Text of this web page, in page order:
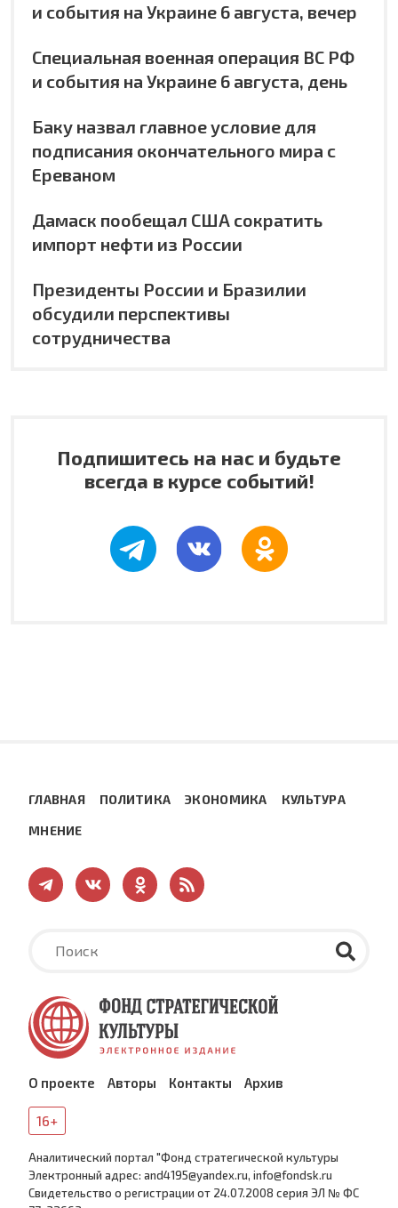
и события на Украине 6 августа, вечер
Специальная военная операция ВС РФ
и события на Украине 6 августа, день
Баку назвал главное условие для
подписания окончательного мира с
Ереваном
Дамаск пообещал США сократить
импорт нефти из России
Президенты России и Бразилии
обсудили перспективы
сотрудничества
Подпишитесь на нас и будьте
всегда в курсе событий!
ГЛАВНАЯ ПОЛИТИКА ЭКОНОМИКА КУЛЬТУРА
МНЕНИЕ
О проекте Авторы Контакты Архив
16+
Аналитический портал "Фонд стратегической культуры
Электронный адрес: and4195@yandex.ru, info@fondsk.ru
Cвидетельство о регистрации от 24.07.2008 серия ЭЛ № ФС